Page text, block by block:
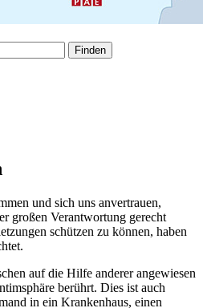
und sich uns anvertrauen,
großen Verantwortung gerecht
schützen zu können, haben
auf die Hilfe anderer angewiesen
berührt. Dies ist auch
in ein Krankenhaus, einen